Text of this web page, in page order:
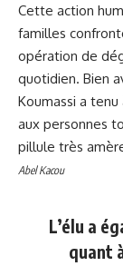
Cette action
familles
opération de
quotidien. Bien
Koumassi a
aux personnes
pillule très
Abel Kacou
L’élu a
quant